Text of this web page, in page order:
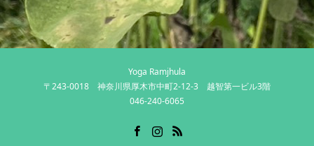
Yoga Ramjhula
〒243-0018 神奈川県厚木市中町2-12-3 越智第一ビル3階
046-240-6065